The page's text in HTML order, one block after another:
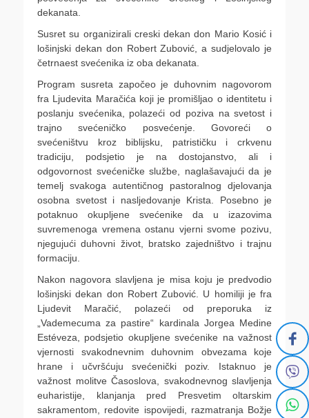
dekanata.
Susret su organizirali creski dekan don Mario Kosić i
lošinjski dekan don Robert Zubović, a sudjelovalo je
četrnaest svećenika iz oba dekanata.
Program susreta započeo je duhovnim nagovorom
fra Ljudevita Maračića koji je promišljao o identitetu i
poslanju svećenika, polazeći od poziva na svetost i
trajno svećeničko posvećenje. Govoreći o
svećeništvu kroz biblijsku, patrističku i crkvenu
tradiciju, podsjetio je na dostojanstvo, ali i
odgovornost svećeničke službe, naglašavajući da je
temelj svakoga autentičnog pastoralnog djelovanja
osobna svetost i nasljedovanje Krista. Posebno je
potaknuo okupljene svećenike da u izazovima
suvremenoga vremena ostanu vjerni svome pozivu,
njegujući duhovni život, bratsko zajedništvo i trajnu
formaciju.
Nakon nagovora slavljena je misa koju je predvodio
lošinjski dekan don Robert Zubović. U homiliji je fra
Ljudevit Maračić, polazeći od preporuka iz
„Vademecuma za pastire“ kardinala Jorgea Medine
Estéveza, podsjetio okupljene svećenike na važnost
vjernosti svakodnevnim duhovnim obvezama koje
hrane i učvršćuju svećenički poziv. Istaknuo je
važnost molitve Časoslova, svakodnevnog slavljenja
euharistije, klanjanja pred Presvetim oltarskim
sakramentom, redovite ispovijedi, razmatranja Božje